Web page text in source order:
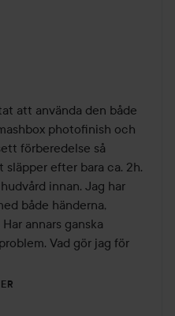
år
att använda den både
photofinish och
förberedelse så
efter bara ca. 2h.
innan. Jag har
både händerna,
annars ganska
Vad gör jag för